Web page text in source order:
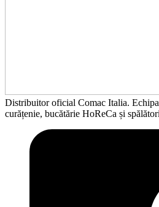
Distribuitor oficial Comac Italia.
curățenie, bucătărie HoReCa și